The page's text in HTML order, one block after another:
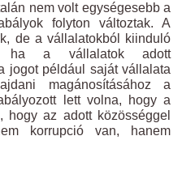
nem volt egységesebb a
folyton változtak. A
de a vállalatokból kiinduló
ha a vállalatok adott
jogot például saját vállalata
magánosításához a
lett volna, hogy a
hogy az adott közösséggel
korrupció van, hanem